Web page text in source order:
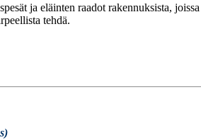
ja eläinten raadot rakennuksista,
tehdä.